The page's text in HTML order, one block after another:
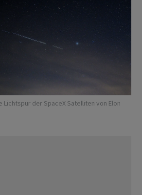
Lichtspur der SpaceX Satelliten von Elon